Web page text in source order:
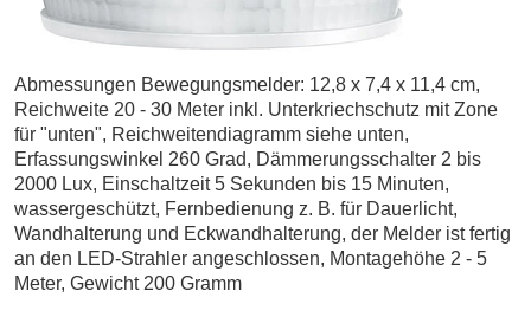
Abmessungen Bewegungsmelder: 12,8 x 7,4 x 11,4 cm,
Reichweite 20 - 30 Meter inkl. Unterkriechschutz mit Zone
für "unten", Reichweitendiagramm siehe unten,
Erfassungswinkel 260 Grad, Dämmerungsschalter 2 bis
2000 Lux, Einschaltzeit 5 Sekunden bis 15 Minuten,
wassergeschützt, Fernbedienung z. B. für Dauerlicht,
Wandhalterung und Eckwandhalterung, der Melder ist fertig
an den LED-Strahler angeschlossen, Montagehöhe 2 - 5
Meter, Gewicht 200 Gramm